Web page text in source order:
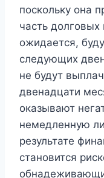
поскольку она
часть
ожидается,
следующих
не будут
двенадцати
оказывают
немедленную
результате
становится